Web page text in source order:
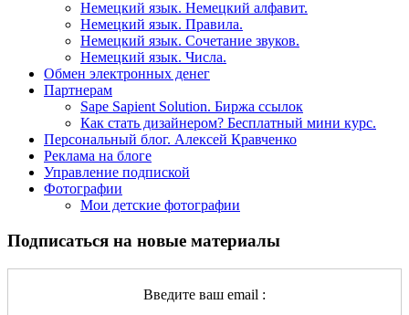
Немецкий язык. Немецкий алфавит.
Немецкий язык. Правила.
Немецкий язык. Сочетание звуков.
Немецкий язык. Числа.
Обмен электронных денег
Партнерам
Sape Sapient Solution. Биржа ссылок
Как стать дизайнером? Бесплатный мини курс.
Персональный блог. Алексей Кравченко
Реклама на блоге
Управление подпиской
Фотографии
Мои детские фотографии
Подписаться на новые материалы
Введите ваш email :